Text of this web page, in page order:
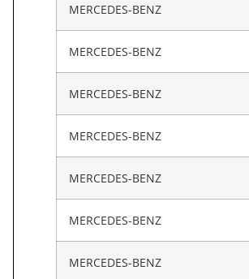
MERCEDES-BENZ
MERCEDES-BENZ
MERCEDES-BENZ
MERCEDES-BENZ
MERCEDES-BENZ
MERCEDES-BENZ
MERCEDES-BENZ